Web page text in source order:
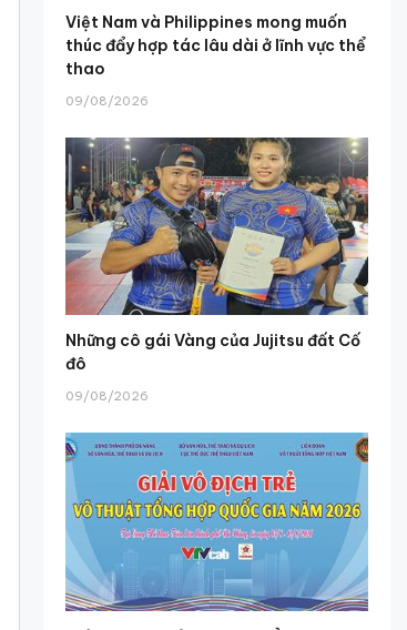
Việt Nam và Philippines mong muốn
thúc đẩy hợp tác lâu dài ở lĩnh vực thể
thao
09/08/2026
Những cô gái Vàng của Jujitsu đất Cố
đô
09/08/2026